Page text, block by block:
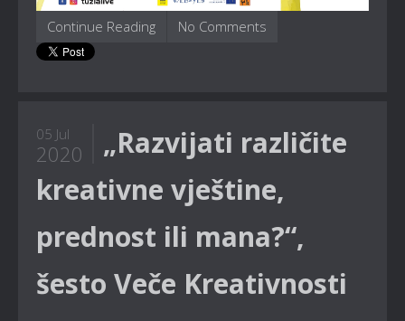
Continue Reading No Comments
05 Jul
2020
„Razvijati različite
kreativne vještine,
prednost ili mana?“,
šesto Veče Kreativnosti